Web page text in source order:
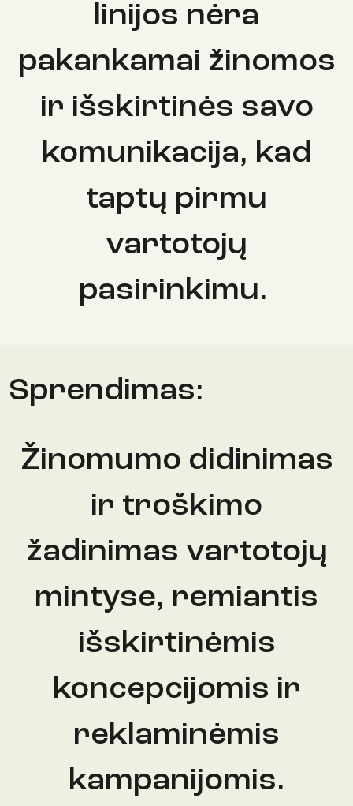
linijos nėra
pakankamai žinomos
ir išskirtinės savo
komunikacija, kad
taptų pirmu
vartotojų
pasirinkimu.
Sprendimas:
Žinomumo didinimas
ir troškimo
žadinimas vartotojų
mintyse, remiantis
išskirtinėmis
koncepcijomis ir
reklaminėmis
kampanijomis.